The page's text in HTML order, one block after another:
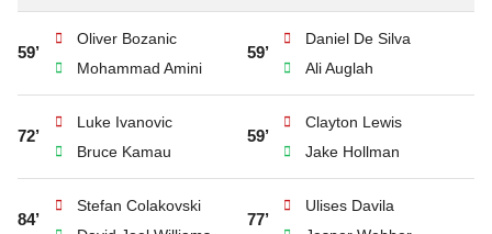
59’
Oliver Bozanic
Mohammad Amini
59’
Daniel De Silva
Ali Auglah
72’
Luke Ivanovic
Bruce Kamau
59’
Clayton Lewis
Jake Hollman
84’
Stefan Colakovski
77’
Ulises Davila